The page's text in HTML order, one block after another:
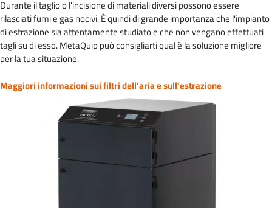
Durante il taglio o l'incisione di materiali diversi possono essere
rilasciati fumi e gas nocivi. È quindi di grande importanza che l'impianto
di estrazione sia attentamente studiato e che non vengano effettuati
tagli su di esso. MetaQuip può consigliarti qual è la soluzione migliore
per la tua situazione.
Maggiori informazioni sui filtri dell'aria e sull'estrazione